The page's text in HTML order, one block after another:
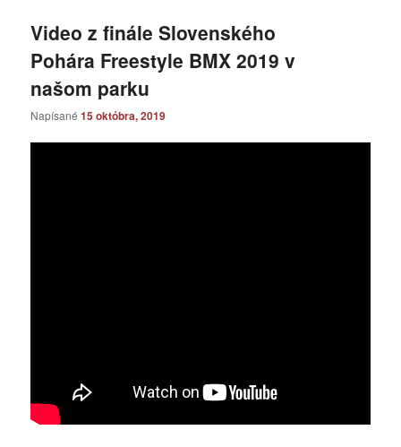
Video z finále Slovenského
Pohára Freestyle BMX 2019 v
našom parku
Napísané15 októbra, 2019